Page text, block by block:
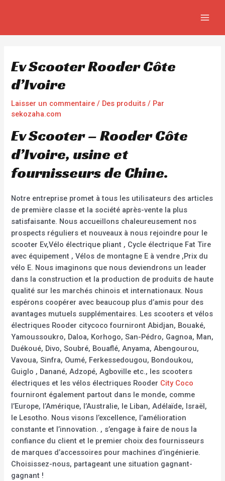
Ev Scooter Rooder Côte
d’Ivoire
Laisser un commentaire / Des produits / Par
sekozaha.com
Ev Scooter – Rooder Côte
d’Ivoire, usine et
fournisseurs de Chine.
Notre entreprise promet à tous les utilisateurs des articles
de première classe et la société après-vente la plus
satisfaisante. Nous accueillons chaleureusement nos
prospects réguliers et nouveaux à nous rejoindre pour le
scooter Ev,Vélo électrique pliant , Cycle électrique Fat Tire
avec équipement , Vélos de montagne E à vendre ,Prix du
vélo E. Nous imaginons que nous deviendrons un leader
dans la construction et la production de produits de haute
qualité sur les marchés chinois et internationaux. Nous
espérons coopérer avec beaucoup plus d’amis pour des
avantages mutuels supplémentaires. Les scooters et vélos
électriques Rooder citycoco fourniront Abidjan, Bouaké,
Yamoussoukro, Daloa, Korhogo, San-Pédro, Gagnoa, Man,
Duékoué, Divo, Soubré, Bouaflé, Anyama, Abengourou,
Vavoua, Sinfra, Oumé, Ferkessedougou, Bondoukou,
Guiglo , Danané, Adzopé, Agboville etc., les scooters
électriques et les vélos électriques Rooder City Coco
fourniront également partout dans le monde, comme
l’Europe, l’Amérique, l’Australie, le Liban, Adélaïde, Israël,
le Lesotho. Nous visons l’excellence, l’amélioration
constante et l’innovation. , s’engage à faire de nous la
confiance du client et le premier choix des fournisseurs
de marques d’accessoires pour machines d’ingénierie.
Choisissez-nous, partageant une situation gagnant-
gagnant !